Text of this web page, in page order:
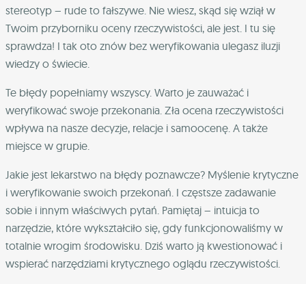
stereotyp – rude to fałszywe. Nie wiesz, skąd się wziął w
Twoim przyborniku oceny rzeczywistości, ale jest. I tu się
sprawdza! I tak oto znów bez weryfikowania ulegasz iluzji
wiedzy o świecie.
Te błędy popełniamy wszyscy. Warto je zauważać i
weryfikować swoje przekonania. Zła ocena rzeczywistości
wpływa na nasze decyzje, relacje i samoocenę. A także
miejsce w grupie.
Jakie jest lekarstwo na błędy poznawcze? Myślenie krytyczne
i weryfikowanie swoich przekonań. I częstsze zadawanie
sobie i innym właściwych pytań. Pamiętaj – intuicja to
narzędzie, które wykształciło się, gdy funkcjonowaliśmy w
totalnie wrogim środowisku. Dziś warto ją kwestionować i
wspierać narzędziami krytycznego oglądu rzeczywistości.